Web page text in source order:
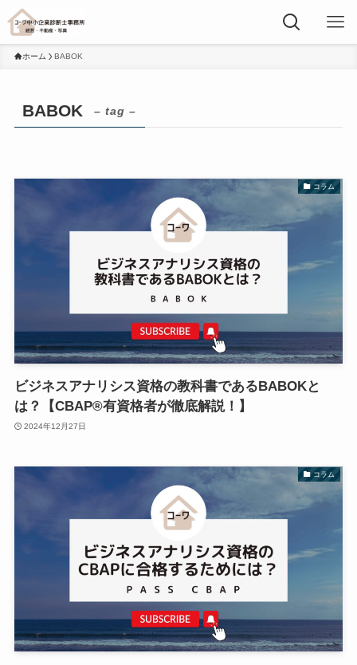
ホーム BABOK
BABOK – tag –
コラム
ビジネスアナリシス資格の教科書であるBABOKと
は？【CBAP®有資格者が徹底解説！】
2024年12月27日
コラム